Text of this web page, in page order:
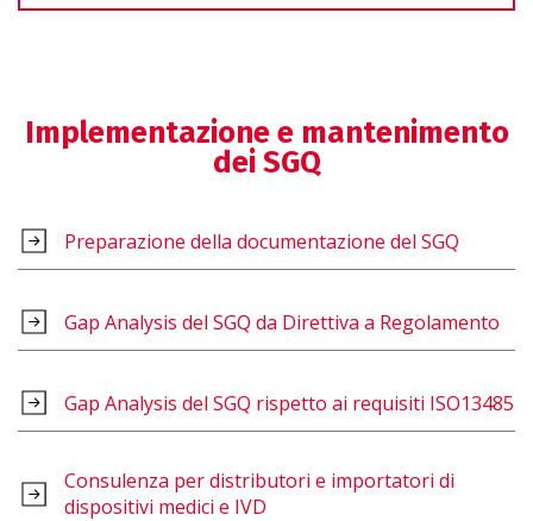
Implementazione e mantenimento
dei SGQ
Preparazione della documentazione del SGQ
Gap Analysis del SGQ da Direttiva a Regolamento
Gap Analysis del SGQ rispetto ai requisiti ISO13485
Consulenza per distributori e importatori di
dispositivi medici e IVD